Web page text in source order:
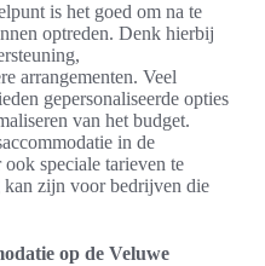
is het goed om na te
optreden. Denk hierbij
arrangementen. Veel
gepersonaliseerde opties
van het budget.
in de
speciale tarieven te
zijn voor bedrijven die
op de Veluwe